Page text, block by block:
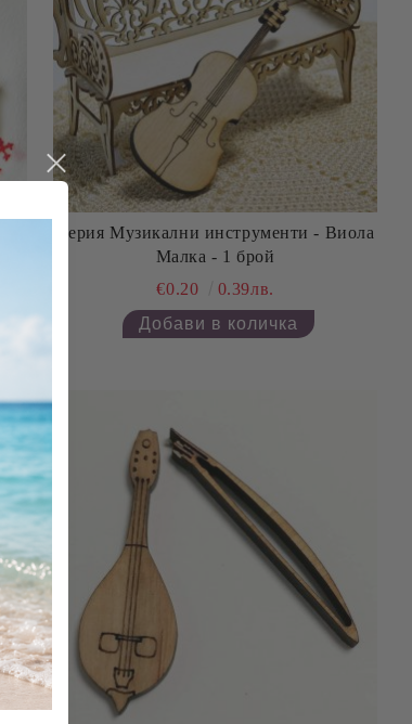
Серия Музикални инструменти - Виола
Малка - 1 брой
€0.20
0.39лв.